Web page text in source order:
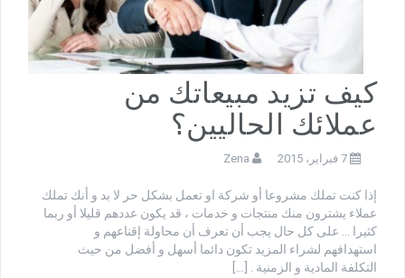
كيف تزيد مبيعاتك من
عملائك الحاليين؟
7 فبراير، 2015 Zena
إذا كنت تملك مشروعا أو شركة او تعمل بشكل حر لا بد و أنك تملك
عملاء يشترون منك منتجات و خدمات ، قد يكون عددهم قليلا أو ربما
كثيرا … على كل حال يجب أن تعرف أن محاولة إقناعهم و
استهدافهم لشراء المزيد تكون دائما أسهل و أفضل من حيث
التكلفة المادية و الزمنية . […]